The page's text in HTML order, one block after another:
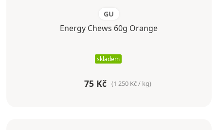
GU
Energy Chews 60g Orange
skladem
75 Kč (1 250 Kč / kg)